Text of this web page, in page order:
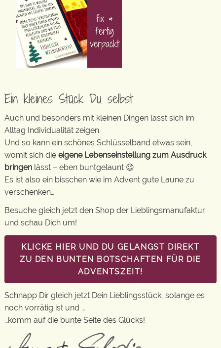
Ein kleines Stück Du selbst
Auch und besonders mit kleinen Dingen lässt sich im
Alltag Individualität zeigen.
Und so kann ein schönes Schlüsselband etwas sein,
womit sich die eigene Lebenseinstellung zum Ausdruck
bringen lässt – eben buntgelaunt 😉
Es ist also ein bisschen wie im Advent gute Laune zu
verschenken…
Besuche gleich jetzt den Shop der Lieblingsmanufaktur
und schau Dich um!
KLICKE HIER UND DU GELANGST DIREKT
ZU DEN BUNTEN BOTSCHAFTEN FÜR DIE
ADVENTSZEIT!
Schnapp Dir gleich jetzt Dein Lieblingsstück, solange es
noch vorrätig ist und …
…komm auf die bunte Seite des Glücks!